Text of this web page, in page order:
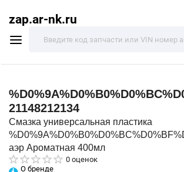
zap.ar-nk.ru
21148212134
Смазка универсальная пластика
аэр Ароматная 400мл
0 оценок
О бренде